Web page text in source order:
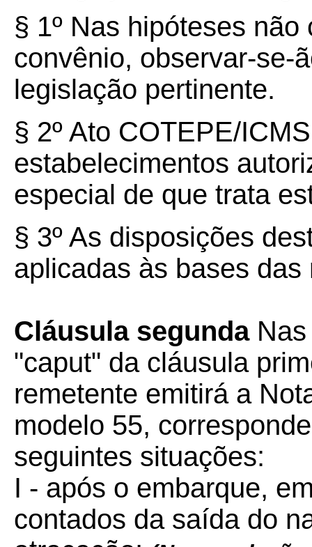
§ 1º Nas hipóteses
convênio, observar-se-
legislação pertinente.
§ 2º Ato COTEPE/
estabelecimentos
especial de que trata
§ 3º As disposições
aplicadas às bases
Cláusula segundaNas
"caput" da cláusula
remetente emitirá a
modelo 55,
seguintes situações:
I - após o embarque,
contados da saída do